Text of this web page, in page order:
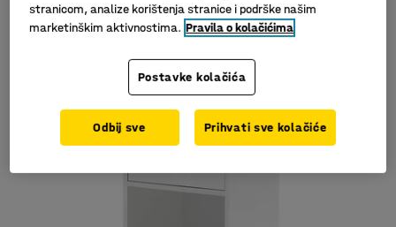
stranicom, analize korištenja stranice i podrške našim
marketinškim aktivnostima. Pravila o kolačićima
Postavke kolačića
Odbij sve Prihvati sve kolačiće